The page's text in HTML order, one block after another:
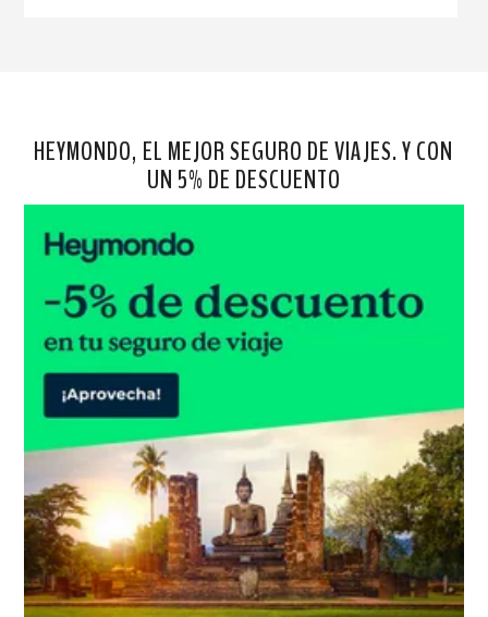
HEYMONDO, EL MEJOR SEGURO DE VIAJES. Y CON
UN 5% DE DESCUENTO